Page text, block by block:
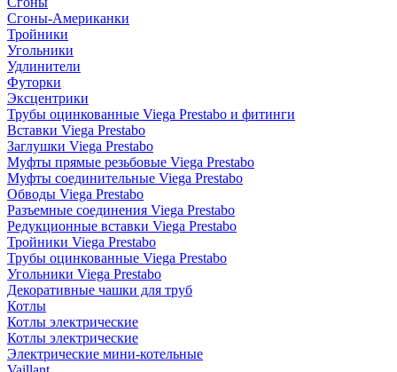
Сгоны-Американки
Тройники
Угольники
Удлинители
Футорки
Эксцентрики
Трубы оцинкованные Viega Prestabo и фитинги
Вставки Viega Prestabo
Заглушки Viega Prestabo
Муфты прямые резьбовые Viega Prestabo
Муфты соединительные Viega Prestabo
Обводы Viega Prestabo
Разъемные соединения Viega Prestabo
Редукционные вставки Viega Prestabo
Тройники Viega Prestabo
Трубы оцинкованные Viega Prestabo
Угольники Viega Prestabo
Декоративные чашки для труб
Котлы
Котлы электрические
Котлы электрические
Электрические мини-котельные